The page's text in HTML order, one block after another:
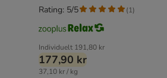
Individuelt 191,80 kr
177,90 kr
37,10 kr / kg
Rating: 5/5 (1)